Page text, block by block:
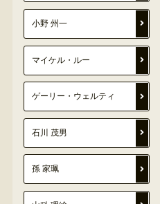
小野 州一
マイケル・ルー
ゲーリー・ウェルティ
石川 茂男
孫 家珮